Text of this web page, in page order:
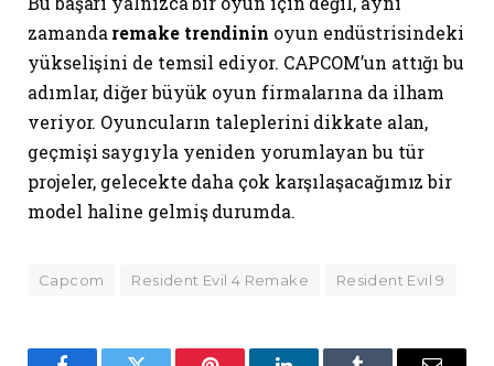
zamanda remake trendinin oyun endüstrisindeki
yükselişini de temsil ediyor. CAPCOM’un attığı bu
adımlar, diğer büyük oyun firmalarına da ilham
veriyor. Oyuncuların taleplerini dikkate alan,
geçmişi saygıyla yeniden yorumlayan bu tür
projeler, gelecekte daha çok karşılaşacağımız bir
model haline gelmiş durumda.
Capcom Resident Evil 4 Remake Resident Evil 9